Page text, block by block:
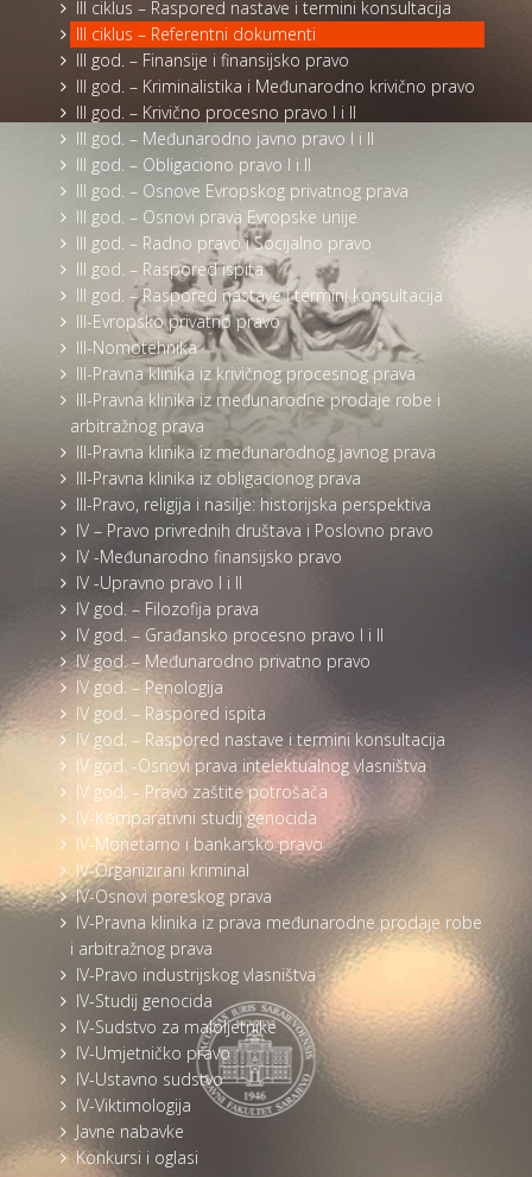
III ciklus – Raspored nastave i termini konsultacija
III ciklus – Referentni dokumenti
III god. – Finansije i finansijsko pravo
III god. – Kriminalistika i Međunarodno krivično pravo
III god. – Krivično procesno pravo I i II
III god. – Međunarodno javno pravo I i II
III god. – Obligaciono pravo I i II
III god. – Osnove Evropskog privatnog prava
III god. – Osnovi prava Evropske unije
III god. – Radno pravo i Socijalno pravo
III god. – Raspored ispita
III god. – Raspored nastave i termini konsultacija
III-Evropsko privatno pravo
III-Nomotehnika
III-Pravna klinika iz krivičnog procesnog prava
III-Pravna klinika iz međunarodne prodaje robe i
arbitražnog prava
III-Pravna klinika iz međunarodnog javnog prava
III-Pravna klinika iz obligacionog prava
III-Pravo, religija i nasilje: historijska perspektiva
IV – Pravo privrednih društava i Poslovno pravo
IV -Međunarodno finansijsko pravo
IV -Upravno pravo I i II
IV god. – Filozofija prava
IV god. – Građansko procesno pravo I i II
IV god. – Međunarodno privatno pravo
IV god. – Penologija
IV god. – Raspored ispita
IV god. – Raspored nastave i termini konsultacija
IV god. -Osnovi prava intelektualnog vlasništva
IV god. – Pravo zaštite potrošača
IV-Komparativni studij genocida
IV-Monetarno i bankarsko pravo
IV-Organizirani kriminal
IV-Osnovi poreskog prava
IV-Pravna klinika iz prava međunarodne prodaje robe
i arbitražnog prava
IV-Pravo industrijskog vlasništva
IV-Studij genocida
IV-Sudstvo za maloljetnike
IV-Umjetničko pravo
IV-Ustavno sudstvo
IV-Viktimologija
Javne nabavke
Konkursi i oglasi